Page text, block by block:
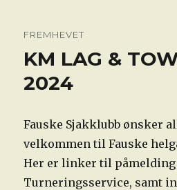
FREMHEVET
KM LAG &
2024
Fauske Sjakklubb ønsker
velkommen til Fauske
Her er linker til påmelding
Turneringsservice, samt